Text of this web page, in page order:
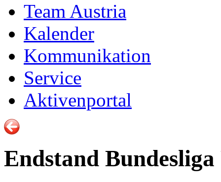
Team Austria
Kalender
Kommunikation
Service
Aktivenportal
Endstand